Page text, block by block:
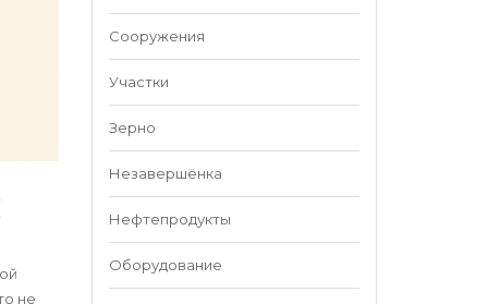
Сооружения
Участки
Зерно
Незавершёнка
Нефтепродукты
Оборудование
не